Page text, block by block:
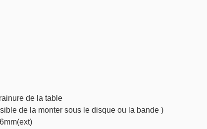
de la table
de la monter sous le disque ou la bande )